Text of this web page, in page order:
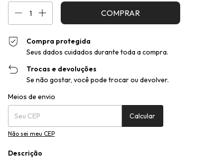
Compra protegida
Seus dados cuidados durante toda a compra.
Trocas e devoluções
Se não gostar, você pode trocar ou devolver.
Entregas para o CEP:
Meios de envio
Calcular
Não sei meu CEP
Descrição